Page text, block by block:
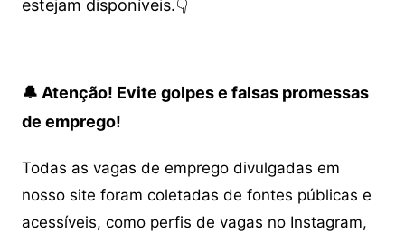
estejam disponíveis.👇
🔔 Atenção! Evite golpes e falsas promessas
de emprego!
Todas as vagas de emprego divulgadas em
nosso site foram coletadas de fontes públicas e
acessíveis, como perfis de vagas no Instagram,